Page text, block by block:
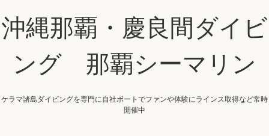
沖縄那覇・慶良間ダイビ
ング 那覇シーマリン
ケラマ諸島ダイビングを専門に自社ボートでファンや体験にラインス取得など常時
開催中